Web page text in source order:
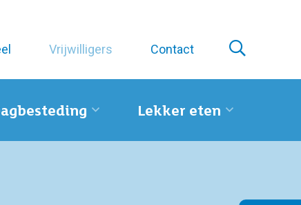
Vrijwilligers Contact
Lekker eten